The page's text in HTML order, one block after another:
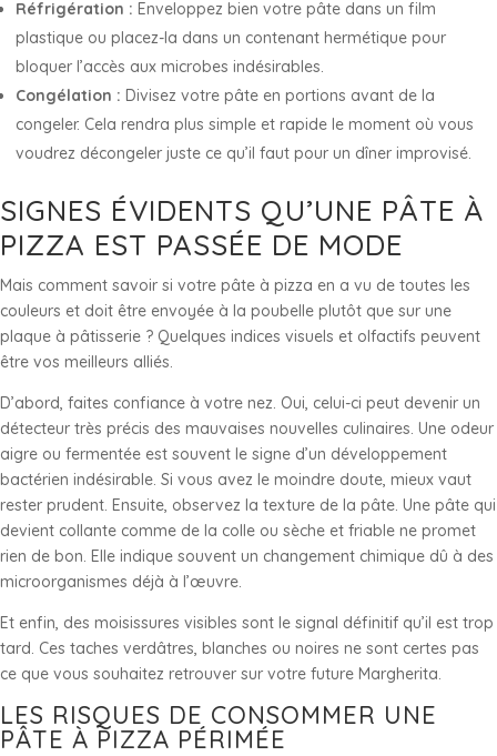
Réfrigération : Enveloppez bien votre pâte dans un film
plastique ou placez-la dans un contenant hermétique pour
bloquer l’accès aux microbes indésirables.
Congélation : Divisez votre pâte en portions avant de la
congeler. Cela rendra plus simple et rapide le moment où vous
voudrez décongeler juste ce qu’il faut pour un dîner improvisé.
SIGNES ÉVIDENTS QU’UNE PÂTE À
PIZZA EST PASSÉE DE MODE
Mais comment savoir si votre pâte à pizza en a vu de toutes les
couleurs et doit être envoyée à la poubelle plutôt que sur une
plaque à pâtisserie ? Quelques indices visuels et olfactifs peuvent
être vos meilleurs alliés.
D’abord, faites confiance à votre nez. Oui, celui-ci peut devenir un
détecteur très précis des mauvaises nouvelles culinaires. Une odeur
aigre ou fermentée est souvent le signe d’un développement
bactérien indésirable. Si vous avez le moindre doute, mieux vaut
rester prudent. Ensuite, observez la texture de la pâte. Une pâte qui
devient collante comme de la colle ou sèche et friable ne promet
rien de bon. Elle indique souvent un changement chimique dû à des
microorganismes déjà à l’œuvre.
Et enfin, des moisissures visibles sont le signal définitif qu’il est trop
tard. Ces taches verdâtres, blanches ou noires ne sont certes pas
ce que vous souhaitez retrouver sur votre future Margherita.
LES RISQUES DE CONSOMMER UNE
PÂTE À PIZZA PÉRIMÉE